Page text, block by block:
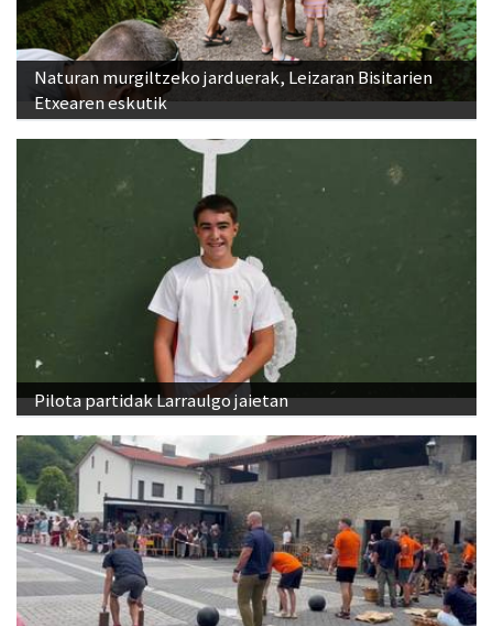
Naturan murgiltzeko jarduerak, Leizaran Bisitarien
Etxearen eskutik
Pilota partidak Larraulgo jaietan